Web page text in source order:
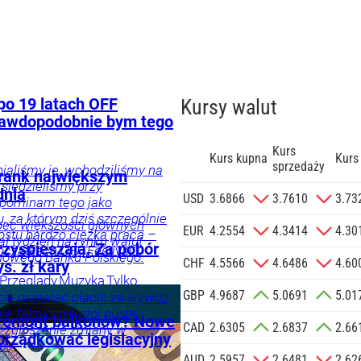
na
na podany
o.o. w imieniu
zlecenie jej
SIĘ
19 latach OFF
bym tego
je, wchodziliśmy na
przy
tego jako
za którym dziś szczególnie
bardzo ciężka praca –
OFF Festivalu.
MuzykaTylko
największym
większości głównych
tydzień na rynku walut
Banku Polskiego.
Za pobór
zł kary
przestać płacić za wywóz
faktycznie stoi puste.
zmiany w
balkonów? Nowe
legislacyjny
Kursy walut
Kurs kupna Kurs
sprzedaży
USD 3.6866 3.7610
EUR 4.2554 4.3414
CHF 4.5566 4.6486
GBP 4.9687 5.0691
CAD 2.6305 2.6837